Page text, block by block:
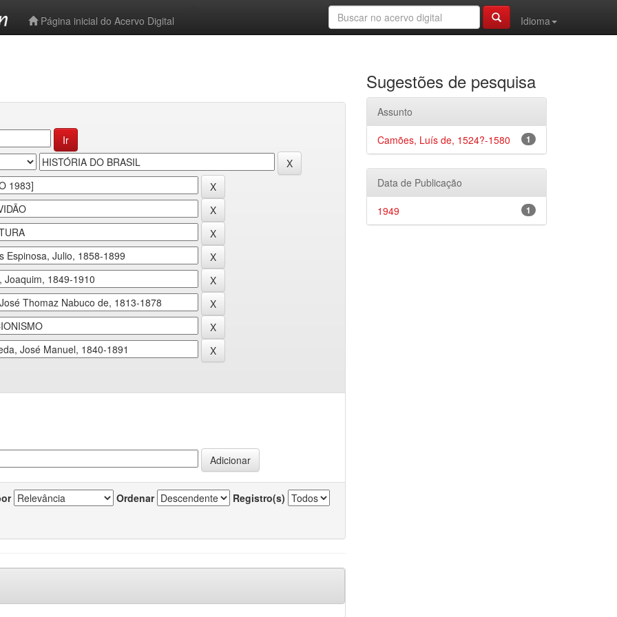
Página inicial do Acervo Digital
Idioma
Ordenar Registro(s)
Sugestões de pesquisa
Assunto
1
Camões, Luís de, 1524?-1580
Data de Publicação
1
1949